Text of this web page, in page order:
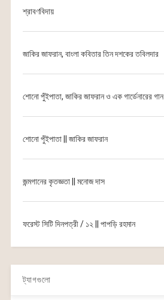
শ্রাবণবিদায়
জাকির জাফরান, বাংলা কবিতার তিন দশকের তবিলদার
শোনো পুঁইপাতা, জাকির জাফরান ও এক গার্ডেনারের গান
শোনো পুঁইপাতা || জাকির জাফরান
জন্মগানের কৃতজ্ঞতা || মনোজ দাস
ফরেস্ট সিটি দিনপত্রী / ১২ || পাপড়ি রহমান
ট্যাগগুলো